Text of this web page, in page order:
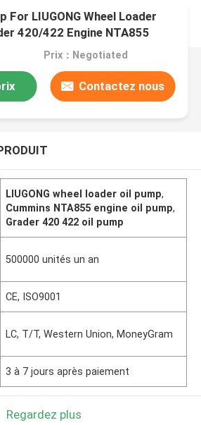
For LIUGONG Wheel Loader
420/422 Engine NTA855
Prix：Negotiated
Contactez nous
LIUGONG wheel loader oil pump,
Cummins NTA855 engine oil pump,
Grader 420 422 oil pump
500000 unités un an
CE, ISO9001
LC, T/T, Western Union, MoneyGram
3 à 7 jours après paiement
Regardez plus